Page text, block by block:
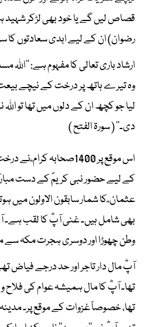
قصاص لیں گے یا خود بھی لڑکر
رضوان) ان کے لیے ابدی سعادتوں کا
ارشاد باری تعالی کا مفہوم ہے:
وہ تیرے ہاتھ پر درخت کے نیچے
لیا جو کچھ ان کے دلوں میں تھا تو اﷲ
دی۔‘‘ ( سورۃ الفتح )
اس موقع پر 1400صحابہ
کے لیے حضور نبی کریمؐ کے دست
عثمان ؓ کا شمار سابقون الاولون میں
بھی شامل ہیں۔ غنی آپؓ کا لقب ہے۔
وطن چھوڑا اور دوسری ہجرت مکہ سے
آپؓ مال دار تاجر اور حد درجے فیاض
تھا۔ آپؓ کا مال ہمیشہ عوام کی فلاح
تھا، خصوصاً غزوات کے موقع پر۔